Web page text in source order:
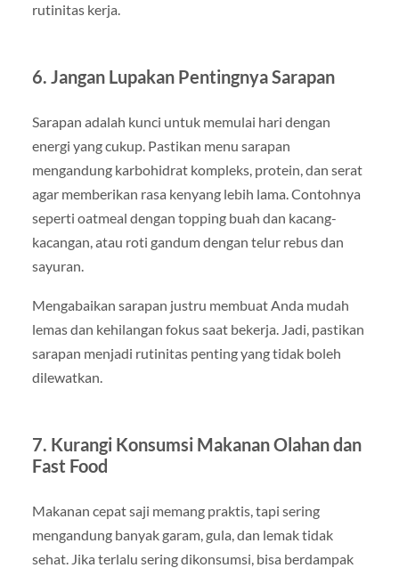
rutinitas kerja.
6. Jangan Lupakan Pentingnya Sarapan
Sarapan adalah kunci untuk memulai hari dengan
energi yang cukup. Pastikan menu sarapan
mengandung karbohidrat kompleks, protein, dan serat
agar memberikan rasa kenyang lebih lama. Contohnya
seperti oatmeal dengan topping buah dan kacang-
kacangan, atau roti gandum dengan telur rebus dan
sayuran.
Mengabaikan sarapan justru membuat Anda mudah
lemas dan kehilangan fokus saat bekerja. Jadi, pastikan
sarapan menjadi rutinitas penting yang tidak boleh
dilewatkan.
7. Kurangi Konsumsi Makanan Olahan dan
Fast Food
Makanan cepat saji memang praktis, tapi sering
mengandung banyak garam, gula, dan lemak tidak
sehat. Jika terlalu sering dikonsumsi, bisa berdampak